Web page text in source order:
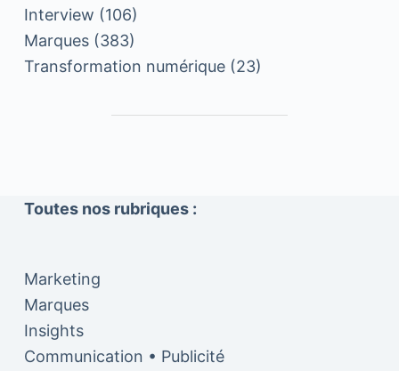
Interview (106)
Marques(383)
Transformation numérique(23)
Toutes nos rubriques :
Marketing
Marques
Insights
Communication • Publicité